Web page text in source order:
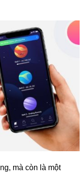
mà còn là một